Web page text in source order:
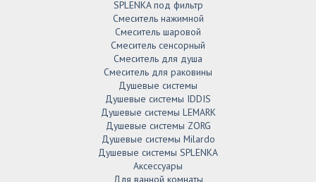
SPLENKA под фильтр
Смеситель нажимной
Смеситель шаровой
Смеситель сенсорный
Смеситель для душа
Смеситель для раковины
Душевые системы
Душевые системы IDDIS
Душевые системы LEMARK
Душевые системы ZORG
Душевые системы Milardo
Душевые системы SPLENKA
Аксессуары
Для ванной комнаты